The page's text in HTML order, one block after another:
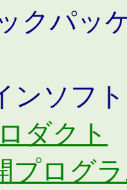
クパッ
ンソフ
ダクト
プログ